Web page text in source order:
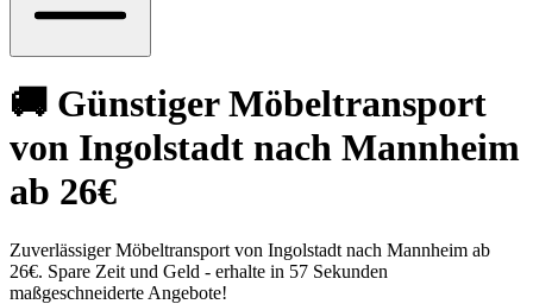
🚚 Günstiger Möbeltransport
von Ingolstadt nach Mannheim
ab 26€
Zuverlässiger Möbeltransport von Ingolstadt nach Mannheim ab
26€. Spare Zeit und Geld - erhalte in 57 Sekunden
maßgeschneiderte Angebote!